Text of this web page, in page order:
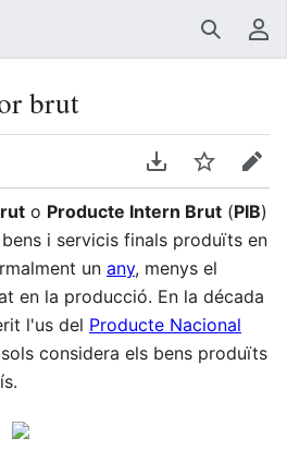
Buscar
brut
Descarregar en
Vigilar
o Producte Intern Brut (PIB)
i servicis finals produïts en
un any, menys el
en la producció. En la década
l'us del Producte Nacional
considera els bens produïts